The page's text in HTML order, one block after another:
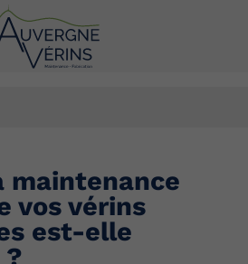
maintenance
vos vérins
est-elle